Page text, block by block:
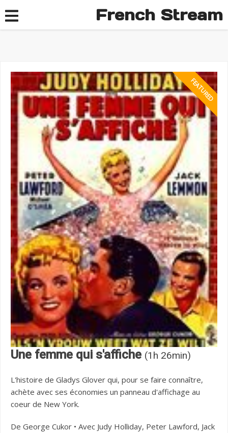
French Stream
Une femme qui s'affiche (1h 26min)
L'histoire de Gladys Glover qui, pour se faire connaître,
achète avec ses économies un panneau d'affichage au
coeur de New York.
De George Cukor • Avec Judy Holliday, Peter Lawford, Jack